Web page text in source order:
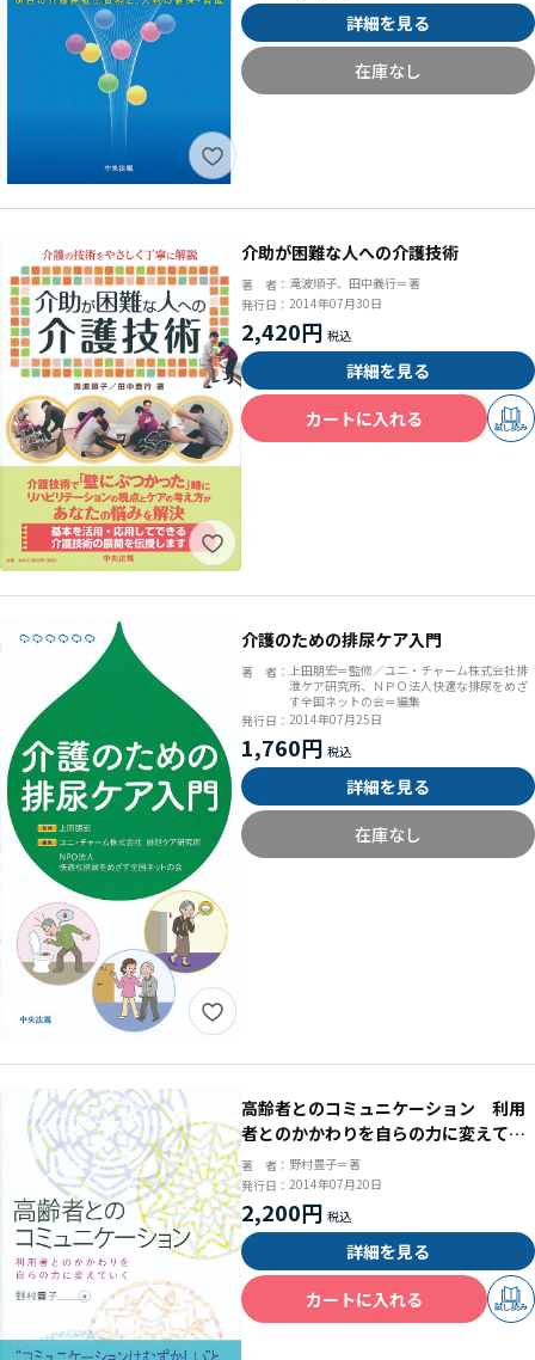
詳細を見る
在庫なし
介助が困難な人への介護技術
著 者： 滝波順子、田中義行＝著
発行日： 2014年07月30日
2,420円
詳細を見る
カートに入れる
試し読み
介護のための排尿ケア入門
著 者： 上田朋宏＝監修／ユニ・チャーム株式会社排
泄ケア研究所、ＮＰＯ法人快適な排尿をめざ
す全国ネットの会＝編集
発行日： 2014年07月25日
1,760円
詳細を見る
在庫なし
高齢者とのコミュニケーション 利用
者とのかかわりを自らの力に変えてい
く
著 者： 野村豊子＝著
発行日： 2014年07月20日
2,200円
詳細を見る
カートに入れる
試し読み